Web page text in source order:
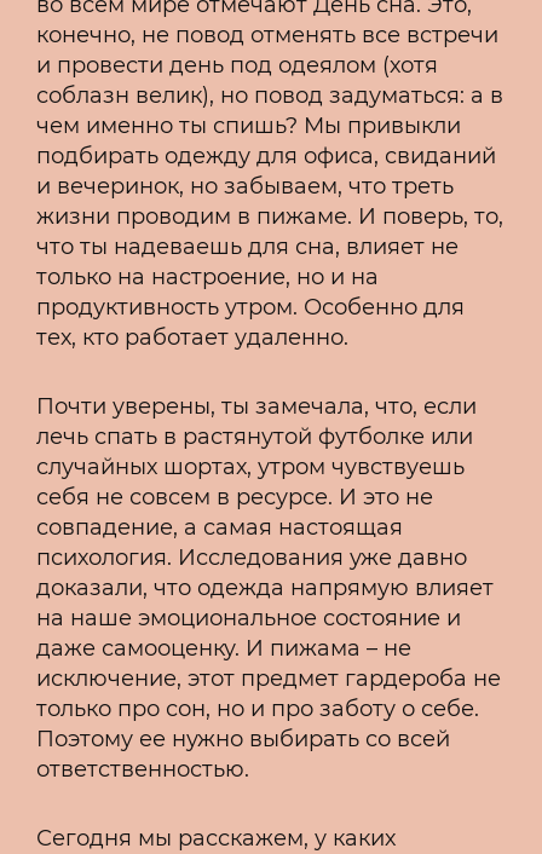
конечно, не повод отменять все встречи
и провести день под одеялом (хотя
соблазн велик), но повод задуматься: а в
чем именно ты спишь? Мы привыкли
подбирать одежду для офиса, свиданий
и вечеринок, но забываем, что треть
жизни проводим в пижаме. И поверь, то,
что ты надеваешь для сна, влияет не
только на настроение, но и на
продуктивность утром. Особенно для
тех, кто работает удаленно.
Почти уверены, ты замечала, что, если
лечь спать в растянутой футболке или
случайных шортах, утром чувствуешь
себя не совсем в ресурсе. И это не
совпадение, а самая настоящая
психология. Исследования уже давно
доказали, что одежда напрямую влияет
на наше эмоциональное состояние и
даже самооценку. И пижама – не
исключение, этот предмет гардероба не
только про сон, но и про заботу о себе.
Поэтому ее нужно выбирать со всей
ответственностью.
Сегодня мы расскажем, у каких